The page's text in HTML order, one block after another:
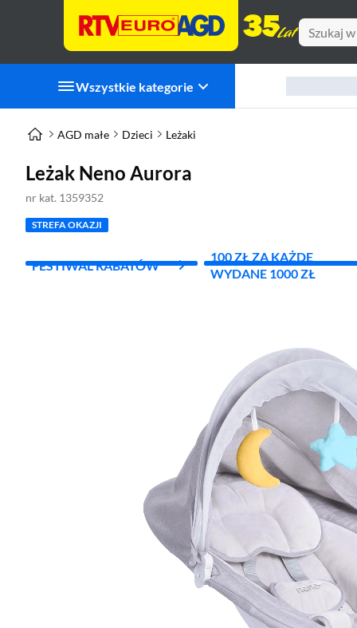
Wszystkie kategorie
AGD małe Dzieci Leżaki
Leżak Neno Aurora
nr kat. 1359352
STREFA OKAZJI
FESTIWAL RABATÓW
100 ZŁ ZA KAŻDE
WYDANE 1000 ZŁ